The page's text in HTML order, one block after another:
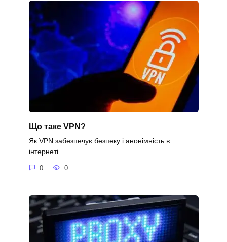
Що таке VPN?
Як VPN забезпечує безпеку і анонімність в
інтернеті
0 0